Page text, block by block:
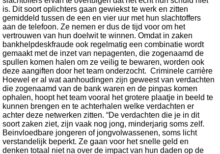
is. Dit soort oplichters gaan gewiekst te werk en zitten
gemiddeld tussen de een en vier uur met hun slachtoffers
aan de telefoon. Ze nemen er dus de tijd voor om het
vertrouwen van hun doelwit te winnen. Omdat in zaken
bankhelpdeskfraude ook regelmatig een combinatie wordt
gemaakt met de inzet van nepagenten, die zogenaamd de
spullen komen halen om ze veilig te bewaren, worden ook
deze aangiften door het team onderzocht. Criminele carrière
Hoewel er al wat aanhoudingen zijn geweest van verdachten
die zogenaamd van de bank waren en de pinpas komen
ophalen, hoopt het team vooral het grotere plaatje in beeld te
kunnen brengen en te achterhalen welke verdachten er
achter deze netwerken zitten. “De verdachten die je in dit
soort zaken ziet, zijn vaak nog jong, minderjarig soms zelf.
Beinvloedbare jongeren of jongvolwassenen, soms licht
verstandelijk beperkt. Ze gaan voor het snelle geld en
denken totaal niet na over de impact van hun daden op de